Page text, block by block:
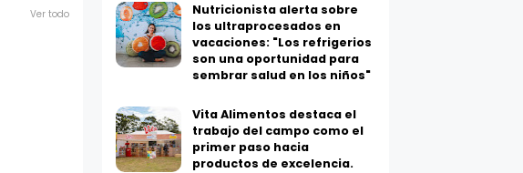
Ver todo
Nutricionista alerta sobre
los ultraprocesados en
vacaciones: "Los refrigerios
son una oportunidad para
sembrar salud en los niños"
Vita Alimentos destaca el
trabajo del campo como el
primer paso hacia
productos de excelencia.